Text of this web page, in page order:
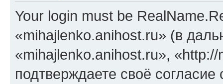
Your login must be
«mihajlenko.anihost.ru» (в
«mihajlenko.anihost.ru»,
подтверждаете своё